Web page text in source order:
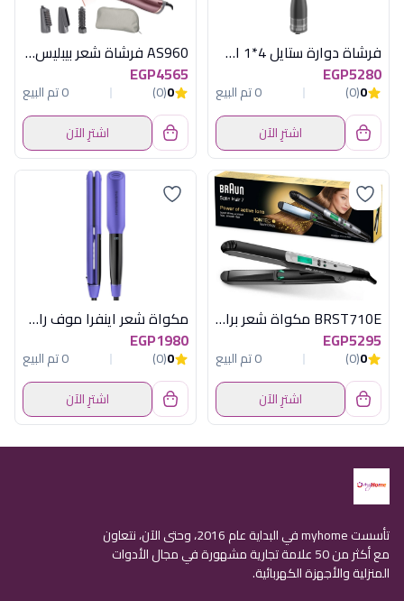
فرشاة دوارة ستايل 4*1 اسود راش براش
EGP5280
0
(0)
0 تم البيع
اشترِ الآن
AS960 فرشاة شعر بيبليس هوائية 1000 وات
EGP4565
0
(0)
0 تم البيع
اشترِ الآن
BRST710E مكواة شعر براون
EGP5295
0
(0)
0 تم البيع
اشترِ الآن
مكواة شعر اينفرا موف راش براش
EGP1980
0
(0)
0 تم البيع
اشترِ الآن
تأسست myhome في البداية عام 2016، وحتى الآن، نتعاون
مع أكثر من 50 علامة تجارية مشهورة في مجال الأدوات
المنزلية والأجهزة الكهربائية.